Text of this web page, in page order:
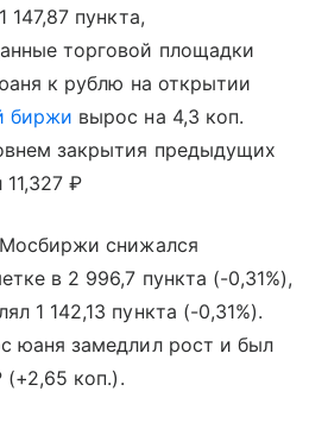
147,87 пункта,
торговой площадки
к рублю на открытии
биржи вырос на 4,3 коп.
закрытия предыдущих
11,327 ₽
снижался
в 2 996,7 пункта (-0,31%),
1 142,13 пункта (-0,31%).
юаня замедлил рост и был
(+2,65 коп.).